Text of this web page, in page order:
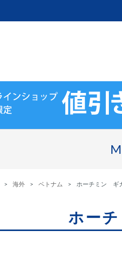
海外 ベトナム ホーチミン ギ
ホー